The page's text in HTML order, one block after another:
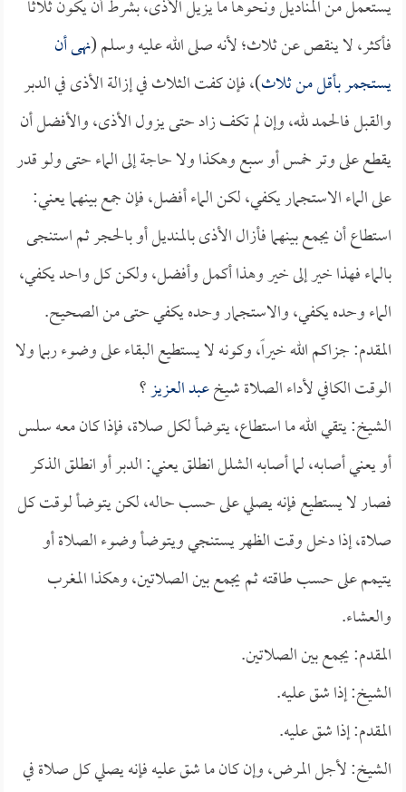
يستعمل من المناديل ونحوها ما يزيل الأذى، بشرط أن يكون ثلاثاً
فأكثر، لا ينقص عن ثلاث؛ لأنه صلى الله عليه وسلم (نهى أن
يستجمر بأقل من ثلاث)، فإن كفت الثلاث في إزالة الأذى في الدبر
والقبل فالحمد لله، وإن لم تكف زاد حتى يزول الأذى، والأفضل أن
يقطع على وتر خمس أو سبع وهكذا ولا حاجة إلى الماء حتى ولو قدر
على الماء الاستجمار يكفي، لكن الماء أفضل، فإن جمع بينهما يعني:
استطاع أن يجمع بينهما فأزال الأذى بالمنديل أو بالحجر ثم استنجى
بالماء فهذا خير إلى خير وهذا أكمل وأفضل، ولكن كل واحد يكفي،
الماء وحده يكفي، والاستجمار وحده يكفي حتى من الصحيح.
المقدم: جزاكم الله خيراً، وكونه لا يستطيع البقاء على وضوء ربما ولا
الوقت الكافي لأداء الصلاة شيخعبد العزيز؟
الشيخ: يتقي الله ما استطاع، يتوضأ لكل صلاة، فإذا كان معه سلس
أو يعني أصابه، لما أصابه الشلل انطلق يعني: الدبر أو انطلق الذكر
فصار لا يستطيع فإنه يصلي على حسب حاله، لكن يتوضأ لوقت كل
صلاة، إذا دخل وقت الظهر يستنجي ويتوضأ وضوء الصلاة أو
يتيمم على حسب طاقته ثم يجمع بين الصلاتين، وهكذا المغرب
والعشاء.
المقدم: يجمع بين الصلاتين.
الشيخ: إذا شق عليه.
المقدم: إذا شق عليه.
الشيخ: لأجل المرض، وإن كان ما شق عليه فإنه يصلي كل صلاة في